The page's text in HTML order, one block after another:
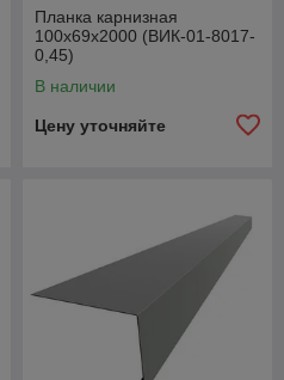
Планка карнизная
100х69х2000 (ВИК-01-8017-
0,45)
В наличии
Цену уточняйте